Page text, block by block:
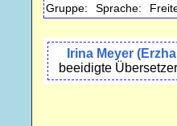
Gruppe: Sprache:
Irina Meyer
beeidigte